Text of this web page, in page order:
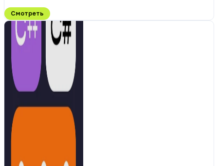
Смотреть